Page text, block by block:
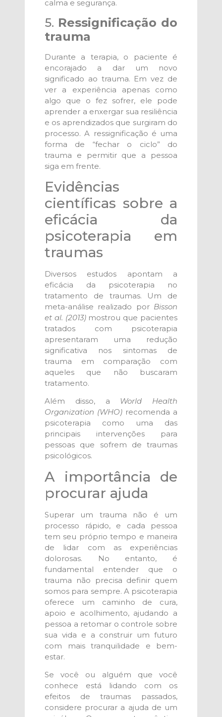
calma e segurança.
5. Ressignificação do
trauma
Durante a terapia, o paciente é
encorajado a dar um novo
significado ao trauma. Em vez de
ver a experiência apenas como
algo que o fez sofrer, ele pode
aprender a enxergar sua resiliência
e os aprendizados que surgiram do
processo. A ressignificação é uma
forma de “fechar o ciclo” do
trauma e permitir que a pessoa
siga em frente.
Evidências
científicas sobre a
eficácia da
psicoterapia em
traumas
Diversos estudos apontam a
eficácia da psicoterapia no
tratamento de traumas. Um de
meta-análise realizado por Bisson
et al. (2013)mostrou que pacientes
tratados com psicoterapia
apresentaram uma redução
significativa nos sintomas de
trauma em comparação com
aqueles que não buscaram
tratamento.
Além disso, a World Health
Organization (WHO) recomenda a
psicoterapia como uma das
principais intervenções para
pessoas que sofrem de traumas
psicológicos.
A importância de
procurar ajuda
Superar um trauma não é um
processo rápido, e cada pessoa
tem seu próprio tempo e maneira
de lidar com as experiências
dolorosas. No entanto, é
fundamental entender que o
trauma não precisa definir quem
somos para sempre. A psicoterapia
oferece um caminho de cura,
apoio e acolhimento, ajudando a
pessoa a retomar o controle sobre
sua vida e a construir um futuro
com mais tranquilidade e bem-
estar.
Se você ou alguém que você
conhece está lidando com os
efeitos de traumas passados,
considere procurar a ajuda de um